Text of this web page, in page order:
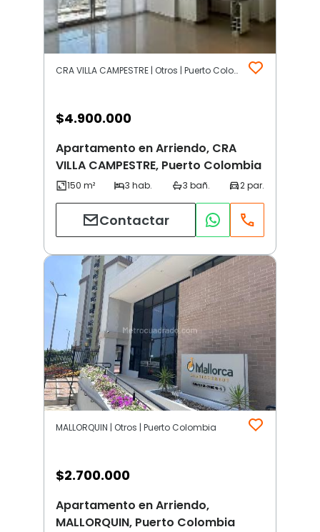
CRA VILLA CAMPESTRE | Otros | Puerto Colombia
$4.900.000
Apartamento en Arriendo, CRA
VILLA CAMPESTRE, Puerto Colombia
Contactar
MALLORQUIN | Otros | Puerto Colombia
$2.700.000
Apartamento en Arriendo,
MALLORQUIN, Puerto Colombia